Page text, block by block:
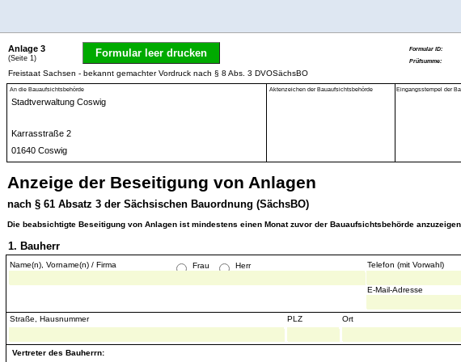
(Seite 1)
An die Bauaufsichtsbehörde Aktenzeichen der Bauaufsichtsbehörde Eingangsstempel der
Freistaat Sachsen - bekannt gemachter Vordruck nach § 8 Abs. 3 DVOSächsBO
nach § 61 Absatz 3 der Sächsischen Bauordnung (SächsBO)
1. Bauherr
Name(n), Vorname(n) / Firma Telefon (mit Vorwahl)
Straße, Hausnummer PLZ Ort
E-Mail-Adresse
Vertreter des Bauherrn:
Anlage 3
Anzeige der Beseitigung von Anlagen
Die beabsichtigte Beseitigung von Anlagen ist mindestens einen Monat zuvor der Bauaufsichtsbehörde anzuzeigen.
Formular leer drucken
Herr
Frau